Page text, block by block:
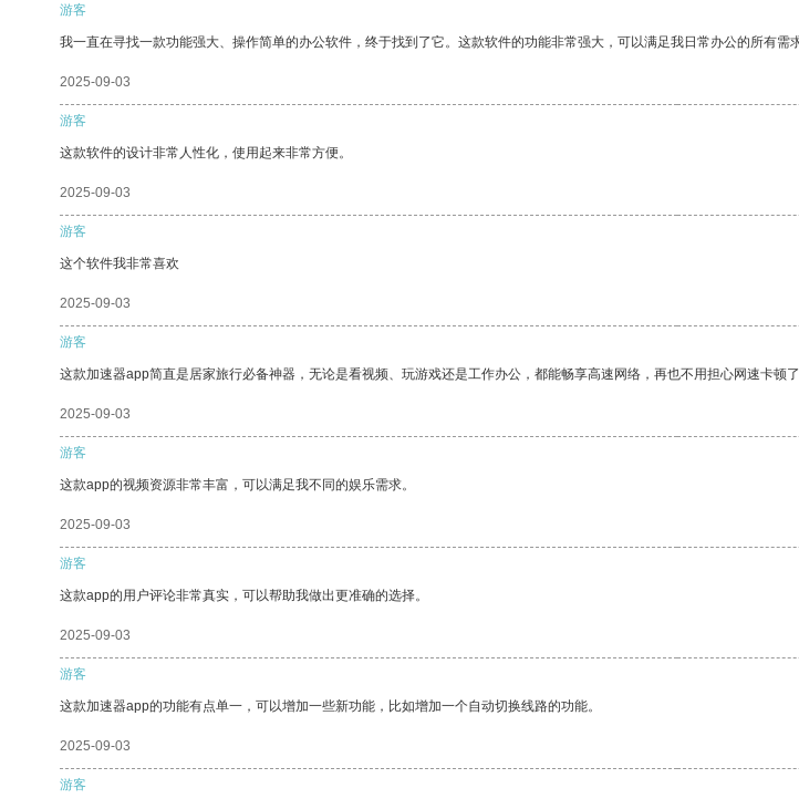
游客
我一直在寻找一款功能强大、操作简单的办公软件，终于找到了它。这款软件的功能非常强大，可以满足我日常办公的所有需
2025-09-03
游客
这款软件的设计非常人性化，使用起来非常方便。
2025-09-03
游客
这个软件我非常喜欢
2025-09-03
游客
这款加速器app简直是居家旅行必备神器，无论是看视频、玩游戏还是工作办公，都能畅享高速网络，再也不用担心网速卡
2025-09-03
游客
这款app的视频资源非常丰富，可以满足我不同的娱乐需求。
2025-09-03
游客
这款app的用户评论非常真实，可以帮助我做出更准确的选择。
2025-09-03
游客
这款加速器app的功能有点单一，可以增加一些新功能，比如增加一个自动切换线路的功能。
2025-09-03
游客